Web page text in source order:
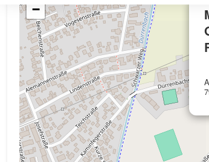
−
Erstellung von Profilen für personalisierte
Verwendung von Profilen zur Auswahl
Erstellung von Profilen zur Personalisierung
Verwendung von Profilen zur Auswahl
Messung der Werbeleistung
Messung der Performance von Inhalten